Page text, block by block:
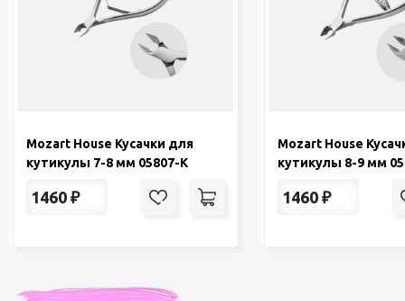
Mozart House Кусачки для
кутикулы 7-8 мм 05807-К
1460 ₽
Mozart House
кутикулы 8-9 мм
1460 ₽